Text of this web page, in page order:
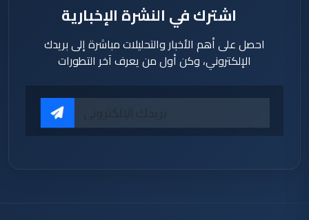
اشترك في النشرة الإخبارية
احصل على أهم الأخبار والتحليلات مباشرة إلى بريدك
الإلكتروني، وكن أول من يعرف آخر التطورات